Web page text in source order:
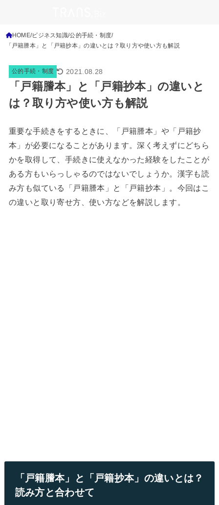
HOME ビジネス知識 公的手続・制度
「戸籍謄本」と「戸籍抄本」の違いとは？取り方や使い方も解説
公的手続・制度 2021.08.28
「戸籍謄本」と「戸籍抄本」の違いと
は？取り方や使い方も解説
重要な手続きをするときに、「戸籍謄本」や「戸籍抄
本」が必要になることがあります。深く考えずにどちら
かを取得して、手続きに使えなかった経験をしたことが
ある方もいらっしゃるのではないでしょうか。漢字も読
み方も似ている「戸籍謄本」と「戸籍抄本」。今回はこ
の違いと取り寄せ方、使い方などを解説します。
「戸籍謄本」と「戸籍抄本」の違いとは？
読み方と合わせて